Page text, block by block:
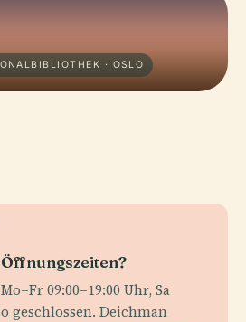
· OSLO
09:00–19:00 Uhr, Sa
geschlossen. Deichman